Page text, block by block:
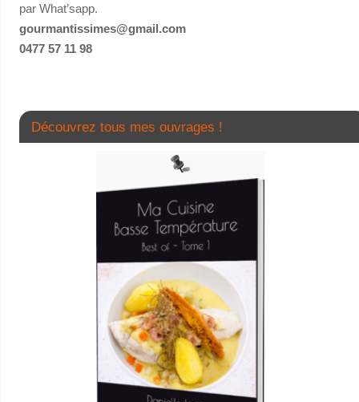
par What’sapp.
gourmantissimes@gmail.com
0477 57 11 98
Découvrez tous mes ouvrages !